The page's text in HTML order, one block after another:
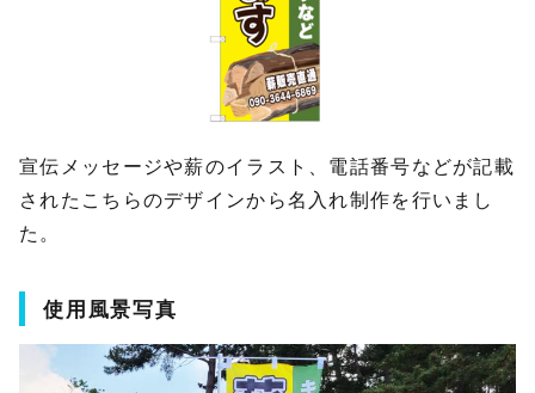
宣伝メッセージや薪のイラスト、電話番号などが記載
されたこちらのデザインから名入れ制作を行いまし
た。
使用風景写真